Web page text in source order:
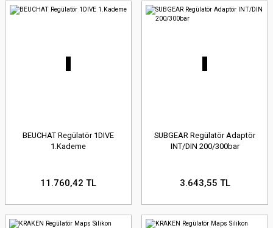
BEUCHAT Regülatör 1DIVE
1.Kademe
11.760,42 TL
SUBGEAR Regülatör Adaptör
INT/DIN 200/300bar
3.643,55 TL